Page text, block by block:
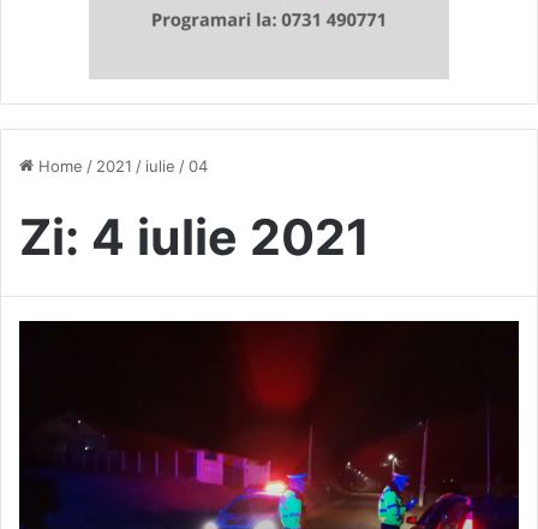
Home / 2021 / iulie /04
Zi: 4 iulie 2021